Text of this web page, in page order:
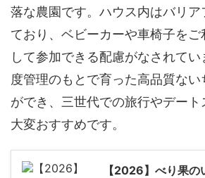
落な農園です。ハウス内はバリア
ており、ベビーカーや車椅子を
して参加できる配慮がなされて
度管理のもとで育った高品質ない
ができ、三世代での旅行やデート
大変おすすめです。
【2026】べり果の